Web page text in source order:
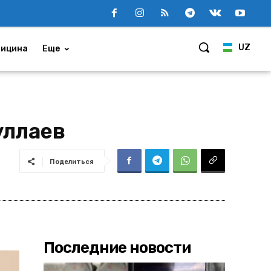
UZ
Еще
Поделиться
Последние новости